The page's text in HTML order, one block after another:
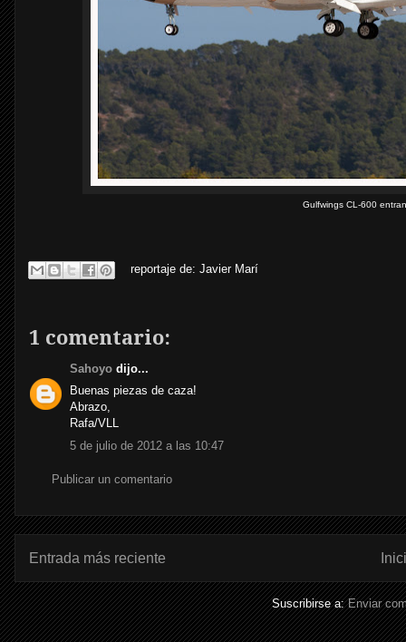
Gulfwings CL-600
reportaje de: Javier Marí
1 comentario:
Sahoyo dijo...
Buenas piezas de caza!
Abrazo,
Rafa/VLL
5 de julio de 2012 a las 10:47
Publicar un comentario
Entrada más reciente
Suscribirse a:Enviar